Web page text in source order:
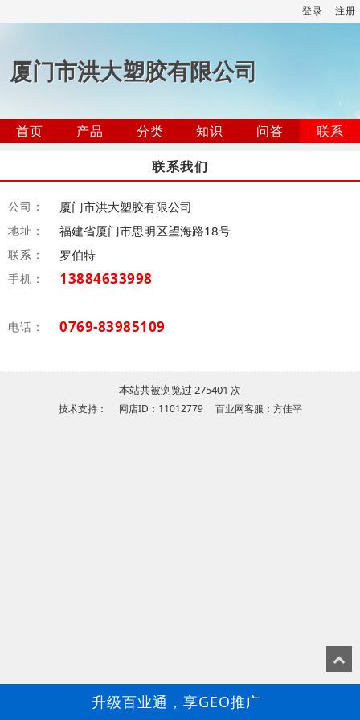
登录 注册
厦门市洪大塑胶有限公司
首页 产品 分类 知识 问答
联系
联系我们
公司： 厦门市洪大塑胶有限公司
地址： 福建省厦门市思明区望海路18号
联系： 罗伯特
手机： 13884633998
电话： 0769-83985109
本站共被浏览过 275401 次
技术支持： 网店ID：11012779 百业网客服：方佳平
升级百业通，享GEO推广